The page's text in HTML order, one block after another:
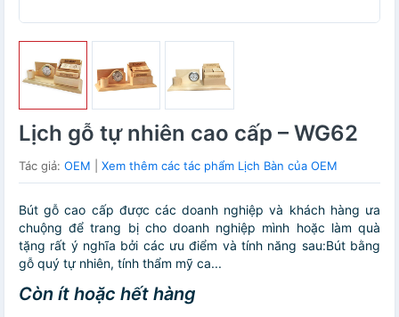
Lịch gỗ tự nhiên cao cấp – WG62
Tác giả: OEM Xem thêm các tác phẩm Lịch Bàn của OEM
Bút gỗ cao cấp được các doanh nghiệp và khách hàng ưa
chuộng để trang bị cho doanh nghiệp mình hoặc làm quà
tặng rất ý nghĩa bởi các ưu điểm và tính năng sau:Bút bằng
gỗ quý tự nhiên, tính thẩm mỹ ca...
Còn ít hoặc hết hàng